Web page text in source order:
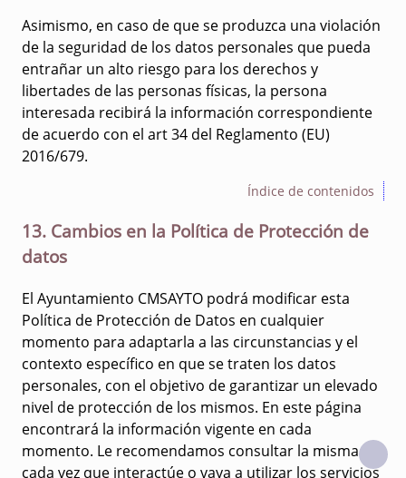
Asimismo, en caso de que se produzca una violación
de la seguridad de los datos personales que pueda
entrañar un alto riesgo para los derechos y
libertades de las personas físicas, la persona
interesada recibirá la información correspondiente
de acuerdo con el art 34 del Reglamento (EU)
2016/679.
Índice de contenidos
13. Cambios en la Política de Protección de
datos
El Ayuntamiento CMSAYTO podrá modificar esta
Política de Protección de Datos en cualquier
momento para adaptarla a las circunstancias y el
contexto específico en que se traten los datos
personales, con el objetivo de garantizar un elevado
nivel de protección de los mismos. En este página
encontrará la información vigente en cada
momento. Le recomendamos consultar la misma
cada vez que interactúe o vaya a utilizar los servicios